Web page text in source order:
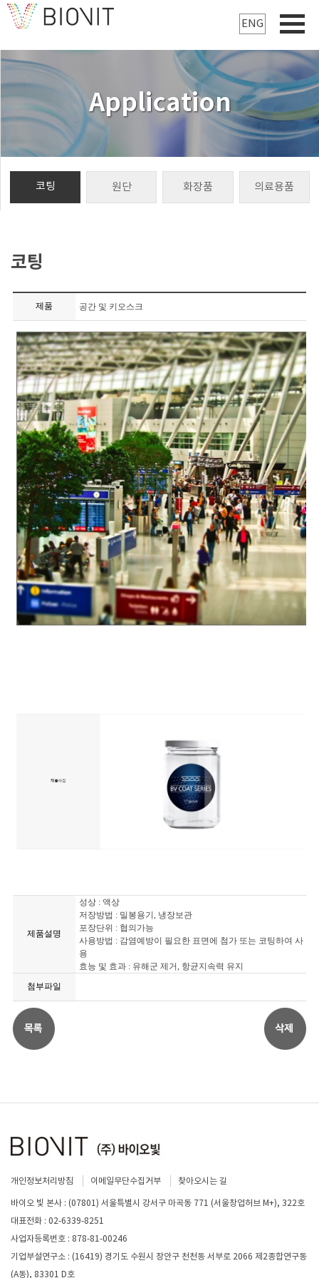
ENG
Application
코팅 원단 화장품 의료용품
코팅
제품 공간 및 키오스크
제품설명
성상 : 액상
저장방법 : 밀봉용기, 냉장보관
포장단위 : 협의가능
사용방법 : 감염예방이 필요한 표면에 첨가 또는 코팅하여 사
용
효능 및 효과 : 유해군 제거, 항균지속력 유지
첨부파일
개인정보처리방침 이메일무단수집거부 찾아오시는 길
바이오 빛 본사 : (07801) 서울특별시 강서구 마곡동 771 (서울창업허브 M+), 322호
대표전화 : 02-6339-8251
사업자등록번호 : 878-81-00246
기업부설연구소 : (16419) 경기도 수원시 장안구 천천동 서부로 2066 제2종합연구동
(A동), 83301 D호